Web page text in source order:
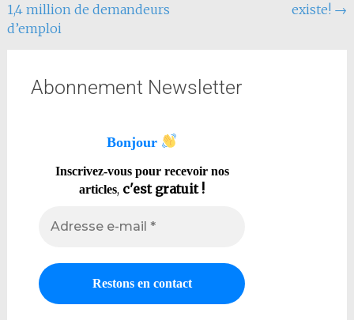
1,4 million de demandeurs
d’emploi
existe! →
Abonnement Newsletter
Bonjour
Inscrivez-vous pour recevoir nos
articles, c'est gratuit !